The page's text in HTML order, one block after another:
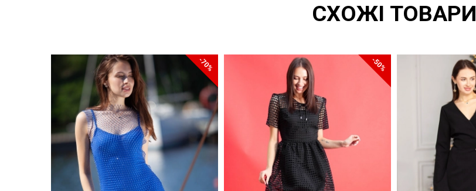
СХОЖІ ТОВАРИ
-70% -50%